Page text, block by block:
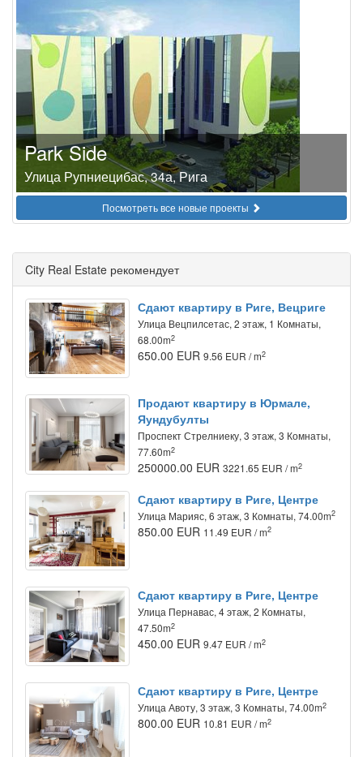
Park Side
Улица Рупниецибас, 34а, Рига
Посмотреть все новые проекты
City Real Estate рекомендует
Сдают квартиру в Риге, Вецриге
Улица Вецпилсетас, 2 этаж, 1 Комнаты,
68.00m2
650.00 EUR 9.56 EUR / m2
Продают квартиру в Юрмале,
Яундубулты
Проспект Стрелниеку, 3 этаж, 3 Комнаты,
77.60m2
250000.00 EUR 3221.65 EUR / m2
Сдают квартиру в Риге, Центре
Улица Марияс, 6 этаж, 3 Комнаты, 74.00m2
850.00 EUR 11.49 EUR / m2
Сдают квартиру в Риге, Центре
Улица Пернавас, 4 этаж, 2 Комнаты,
47.50m2
450.00 EUR 9.47 EUR / m2
Сдают квартиру в Риге, Центре
Улица Авоту, 3 этаж, 3 Комнаты, 74.00m2
800.00 EUR 10.81 EUR / m2